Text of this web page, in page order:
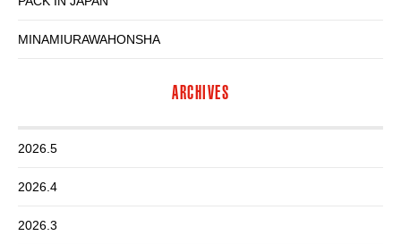
MINAMIURAWAHONSHA
ARCHIVES
2026.5
2026.4
2026.3